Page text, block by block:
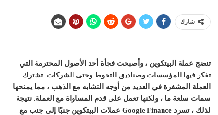
شارك
تنضج عملة البيتكوين ، وأصبحت فجأة أحد الأصول المحترمة التي
تفكر فيها المؤسسات وصناديق التحوط وحتى الشركات. تشترك
العملة المشفرة في العديد من أوجه التشابه مع الذهب ، مما يمنحها
سمات سلعة ما ، ولكنها تعمل على قدم المساواة مع العملة. نتيجة
لذلك ، تسرد Google Finance عملات البيتكوين جنبًا إلى جنب مع